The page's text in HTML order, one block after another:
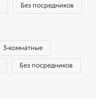
Без посредников
3‑комнатные
Без посредников